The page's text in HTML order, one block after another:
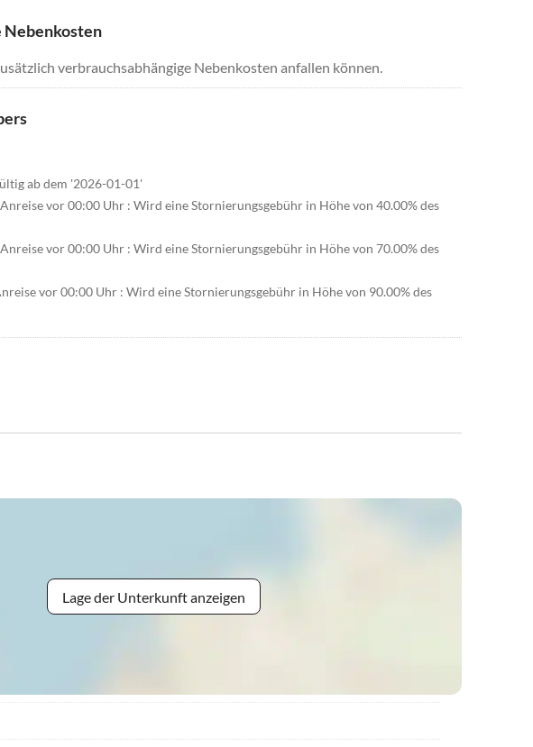
Nebenkosten
verbrauchsabhängige Nebenkosten anfallen können.
ab dem '2026-01-01'
vor 00:00 Uhr : Wird eine Stornierungsgebühr in Höhe von 40.00% des
vor 00:00 Uhr : Wird eine Stornierungsgebühr in Höhe von 70.00% des
vor 00:00 Uhr : Wird eine Stornierungsgebühr in Höhe von 90.00% des
Lage der Unterkunft anzeigen